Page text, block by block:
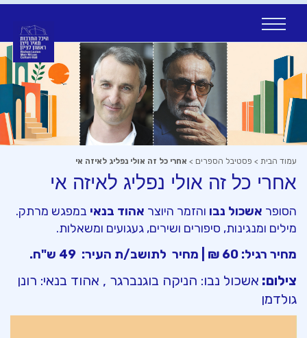
content
עמוד הבית > פסטיבל הספרים > אחרי כל זה אולי נפליג לאיזה אי
אחרי כל זה אולי נפליג לאיזה אי
הסופר אשכול נבו והזמר היוצר אהוד בנאי במפגש מרתק.
מילים ומנגינות, סיפורים ושירים, געגועים ומשאלות.
מחיר רגיל: 60 ₪ | מחיר לתושב/ת העיר: 49 ש"ח.
צילום: אשכול נבו: הניקה בוגנברגר , אהוד בנאי: רונן
גולדמן